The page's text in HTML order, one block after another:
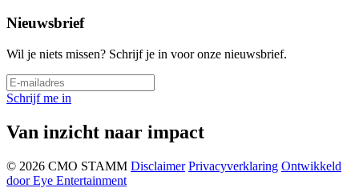
Nieuwsbrief
Wil je niets missen? Schrijf je in voor onze nieuwsbrief.
Schrijf me in
Van inzicht naar impact
© 2026 CMO STAMM Disclaimer Privacyverklaring Ontwikkeld
door Eye Entertainment